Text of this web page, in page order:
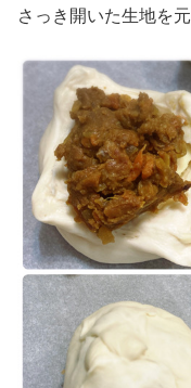
さっき開いた生地を